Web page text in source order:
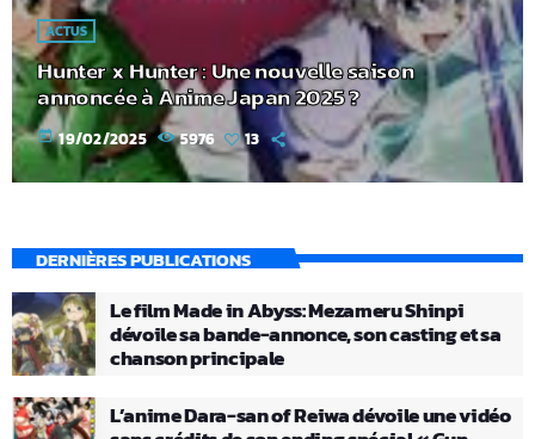
ACTUS
Hunter x Hunter : Une nouvelle saison
annoncée à Anime Japan 2025 ?
today 19/02/2025 5976 13
DERNIÈRES PUBLICATIONS
Le film Made in Abyss: Mezameru Shinpi
dévoile sa bande-annonce, son casting et sa
chanson principale
L’anime Dara-san of Reiwa dévoile une vidéo